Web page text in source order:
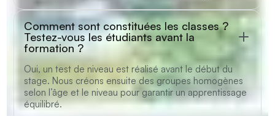
Comment sont constituées les classes ?
Testez-vous les étudiants avant la
formation ?
Oui, un test de niveau est réalisé avant le début du
stage. Nous créons ensuite des groupes homogènes
selon l’âge et le niveau pour garantir un apprentissage
équilibré.